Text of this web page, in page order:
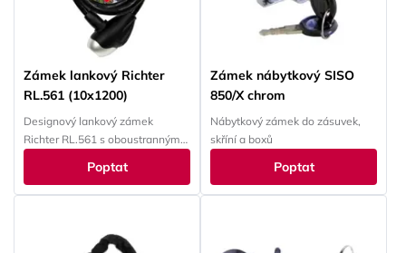
Zámek lankový Richter
RL.561 (10x1200)
Designový lankový zámek
Richter RL.561 s oboustranným
Poptat
Zámek nábytkový SISO
850/X chrom
Nábytkový zámek do zásuvek,
skříní a boxů
Poptat